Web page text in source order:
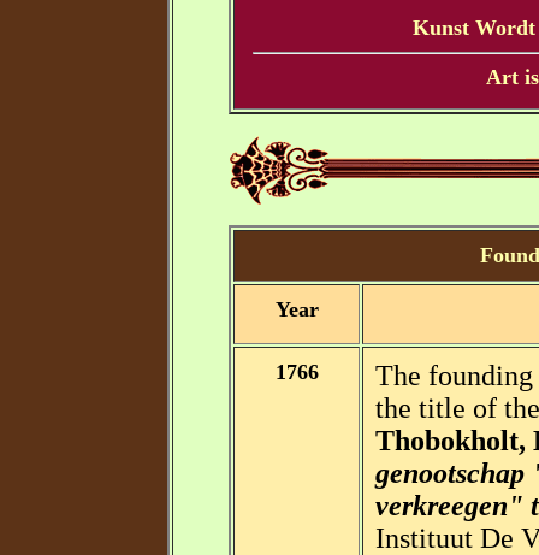
Kunst Wordt
Art
Year
1766
The founding
the title of
Thobokholt,
verkreegen"
Instituut De